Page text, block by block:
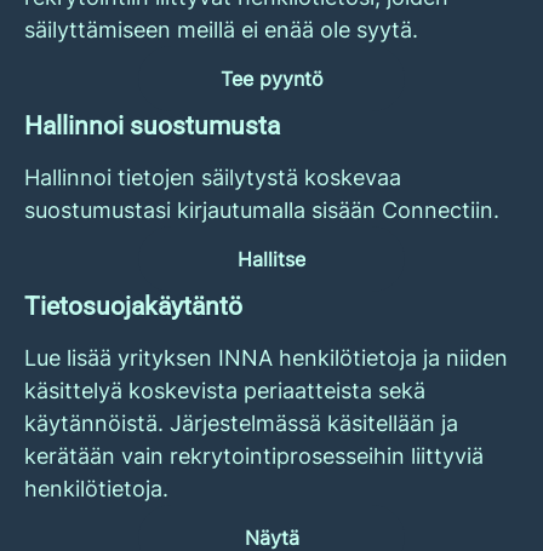
säilyttämiseen meillä ei enää ole syytä.
Tee pyyntö
Hallinnoi suostumusta
Hallinnoi tietojen säilytystä koskevaa
suostumustasi kirjautumalla sisään Connectiin.
Hallitse
Tietosuojakäytäntö
Lue lisää yrityksen INNA henkilötietoja ja niiden
käsittelyä koskevista periaatteista sekä
käytännöistä. Järjestelmässä käsitellään ja
kerätään vain rekrytointiprosesseihin liittyviä
henkilötietoja.
Näytä